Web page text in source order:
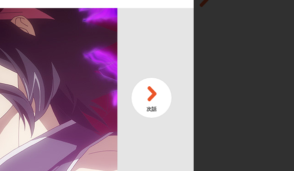
第8話
旬を巡る戦い
新たなる『玉』
第12話
魔術師再び